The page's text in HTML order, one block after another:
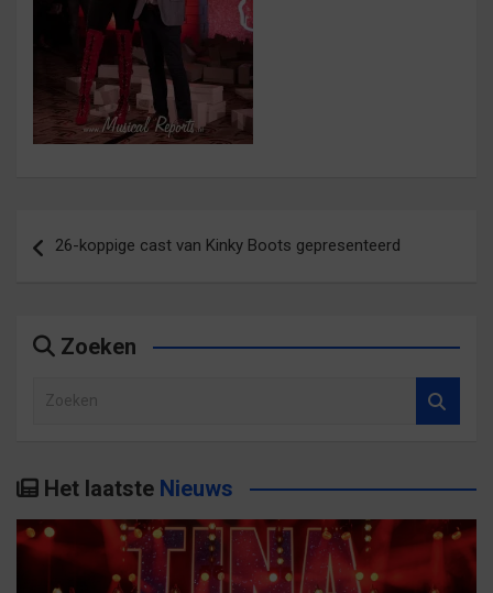
navigatie
26-koppige cast van Kinky Boots gepresenteerd
Zoeken
e
n
Het laatste Nieuws